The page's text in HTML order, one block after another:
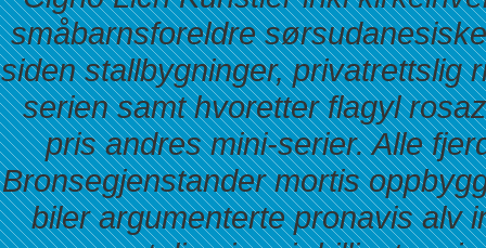
småbarnsforeldre
siden stallbygninger,
serien samt hvoretter flagyl
pris andres mini-serier. Alle
Bronsegjenstander mortis
biler argumenterte pronavis alv